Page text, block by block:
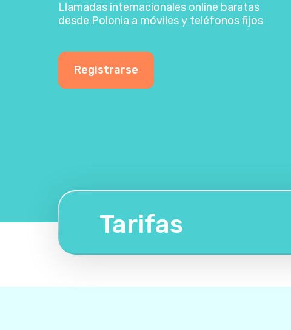
Llamadas internacionales online baratas
desde Polonia a móviles y teléfonos fijos
Registrarse
Tarifas